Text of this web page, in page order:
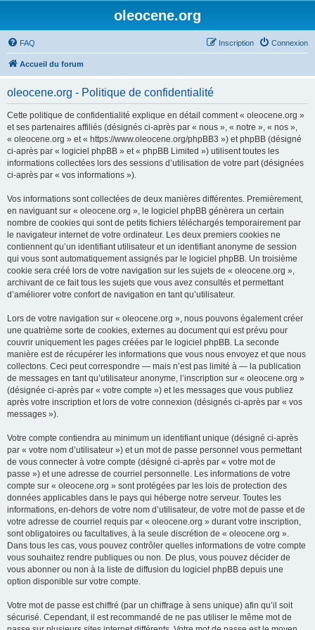
oleocene.org
FAQ Connexion
Inscription
Accueil du forum
oleocene.org - Politique de confidentialité
Cette politique de confidentialité explique en détail comment « oleocene.org »
et ses partenaires affiliés (désignés ci-après par « nous », « notre », « nos »,
« oleocene.org » et « https://www.oleocene.org/phpBB3 ») et phpBB (désigné
ci-après par « logiciel phpBB » et « phpBB Limited ») utilisent toutes les
informations collectées lors des sessions d’utilisation de votre part (désignées
ci-après par « vos informations »).
Vos informations sont collectées de deux manières différentes. Premièrement,
en naviguant sur « oleocene.org », le logiciel phpBB génèrera un certain
nombre de cookies qui sont de petits fichiers téléchargés temporairement par
le navigateur internet de votre ordinateur. Les deux premiers cookies ne
contiennent qu’un identifiant utilisateur et un identifiant anonyme de session
qui vous sont automatiquement assignés par le logiciel phpBB. Un troisième
cookie sera créé lors de votre navigation sur les sujets de « oleocene.org »,
archivant de ce fait tous les sujets que vous avez consultés et permettant
d’améliorer votre confort de navigation en tant qu’utilisateur.
Lors de votre navigation sur « oleocene.org », nous pouvons également créer
une quatrième sorte de cookies, externes au document qui est prévu pour
couvrir uniquement les pages créées par le logiciel phpBB. La seconde
manière est de récupérer les informations que vous nous envoyez et que nous
collectons. Ceci peut correspondre — mais n’est pas limité à — la publication
de messages en tant qu’utilisateur anonyme, l’inscription sur « oleocene.org »
(désignée ci-après par « votre compte ») et les messages que vous publiez
après votre inscription et lors de votre connexion (désignés ci-après par « vos
messages »).
Votre compte contiendra au minimum un identifiant unique (désigné ci-après
par « votre nom d’utilisateur ») et un mot de passe personnel vous permettant
de vous connecter à votre compte (désigné ci-après par « votre mot de
passe ») et une adresse de courriel personnelle. Les informations de votre
compte sur « oleocene.org » sont protégées par les lois de protection des
données applicables dans le pays qui héberge notre serveur. Toutes les
informations, en-dehors de votre nom d’utilisateur, de votre mot de passe et de
votre adresse de courriel requis par « oleocene.org » durant votre inscription,
sont obligatoires ou facultatives, à la seule discrétion de « oleocene.org ».
Dans tous les cas, vous pouvez contrôler quelles informations de votre compte
vous souhaitez rendre publiques ou non. De plus, vous pouvez décider de
vous abonner ou non à la liste de diffusion du logiciel phpBB depuis une
option disponible sur votre compte.
Votre mot de passe est chiffré (par un chiffrage à sens unique) afin qu’il soit
sécurisé. Cependant, il est recommandé de ne pas utiliser le même mot de